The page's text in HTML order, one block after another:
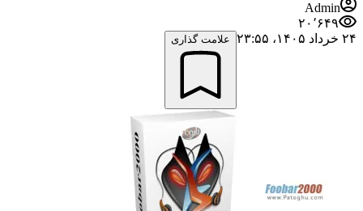
Admin
۲۰٬۶۴۹
۲۴ خرداد ۱۴۰۵،‏ ۲۳:۵۵
علامت گذاری